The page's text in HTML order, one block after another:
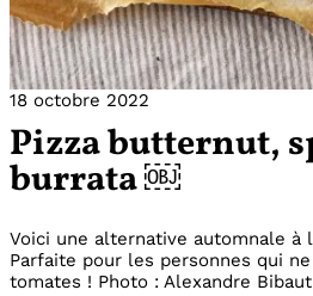
18 octobre 2022
Pizza butternut,
burrata ￼
Voici une alternative automnale à
Parfaite pour les personnes qui
tomates ! Photo : Alexandre Bibaut